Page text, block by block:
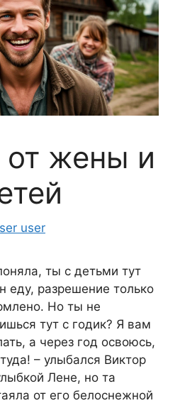
жены и
user
ты с детьми тут
еду, разрешение только
Но ты не
тут с годик? Я вам
а через год освоюсь,
– улыбался Виктор
Лене, но та
от его белоснежной